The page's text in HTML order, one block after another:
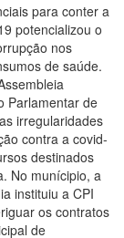
para conter a
potencializou o
nos
de saúde.
Parlamentar de
irregularidades
contra a covid-
destinados
No munícipio, a
instituiu a CPI
os contratos
de